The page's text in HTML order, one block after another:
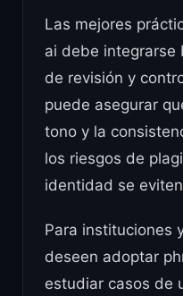
Las mejores
ai debe integrarse
de revisión y
puede asegurar
tono y la
los riesgos de
identidad se
Para instituciones
deseen adoptar
estudiar casos de